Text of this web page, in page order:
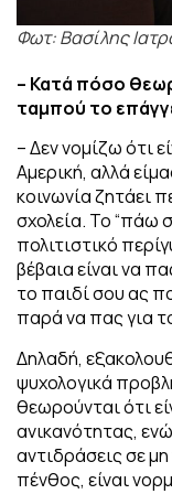
Φωτ: Βασίλης
– Κατά πόσο
ταμπού το
– Δεν νομίζω ότι
Αμερική, αλλά
κοινωνία ζητάει
σχολεία. Το “πάω
πολιτιστικό
βέβαια είναι να
το παιδί σου ας
παρά να πας για
Δηλαδή,
ψυχολογικά
θεωρούνται ότι
ανικανότητας,
αντιδράσεις σε
πένθος, είναι